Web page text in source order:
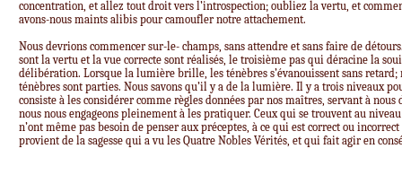
concentration, et allez tout droit vers l’introspection; oubliez la vertu, et
avons-nous maints alibis pour camoufler notre attachement.
Nous devrions commencer sur-le- champs, sans attendre et sans faire de
sont la vertu et la vue correcte sont réalisés, le troisième pas qui déracine la
délibération. Lorsque la lumière brille, les ténèbres s’évanouissent sans retard;
ténèbres sont parties. Nous savons qu’il y a de la lumière. Il y a trois niveaux
consiste à les considérer comme règles données par nos maîtres, servant à
nous nous engageons pleinement à les pratiquer. Ceux qui se trouvent au
n’ont même pas besoin de penser aux préceptes, à ce qui est correct ou
provient de la sagesse qui a vu les Quatre Nobles Vérités, et qui fait agir en